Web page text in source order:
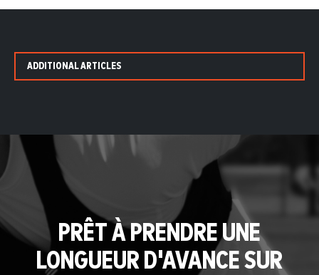
ADDITIONAL ARTICLES
PRÊT À PRENDRE UNE
LONGUEUR D'AVANCE SUR